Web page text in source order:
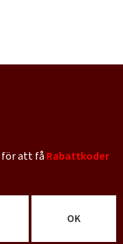
för att fåRabattkoder
OK